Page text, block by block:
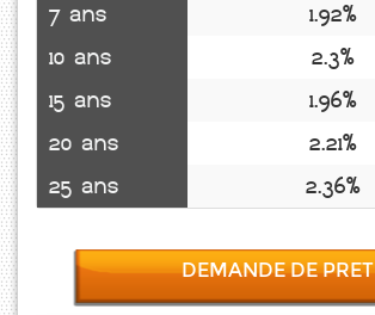
7 ans
1.92%
10 ans
2.3%
15 ans
1.96%
20 ans
2.21%
25 ans
2.36%
DEMANDE DE PRET